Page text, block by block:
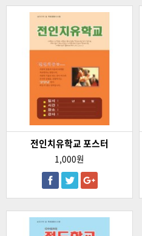
전인치유학교 포스터
1,000원